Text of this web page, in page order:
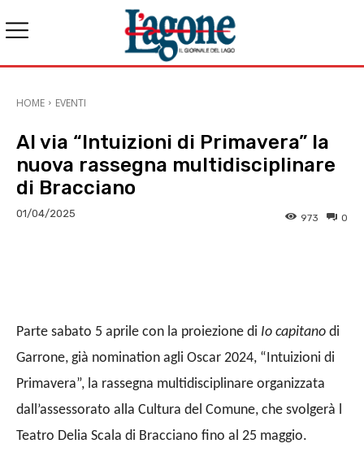
HOME EVENTI
Al via “Intuizioni di Primavera” la
nuova rassegna multidisciplinare
di Bracciano
01/04/2025 0
973
Parte sabato 5 aprile con la proiezione di Io capitano di
Garrone, già nomination agli Oscar 2024, “Intuizioni di
Primavera”, la rassegna multidisciplinare organizzata
dall’assessorato alla Cultura del Comune, che svolgerà l
Teatro Delia Scala di Bracciano fino al 25 maggio.